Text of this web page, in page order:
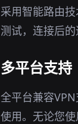
采用智能路由
测试，连接后
多平台支持
全平台兼容
使用。无论您